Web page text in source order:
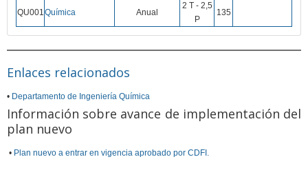
QU001Química Anual
2 T - 2,5
P
135
Enlaces relacionados
• Departamento de Ingeniería Química
Información sobre avance de implementación del
plan nuevo
• Plan nuevo a entrar en vigencia aprobado por CDFI.